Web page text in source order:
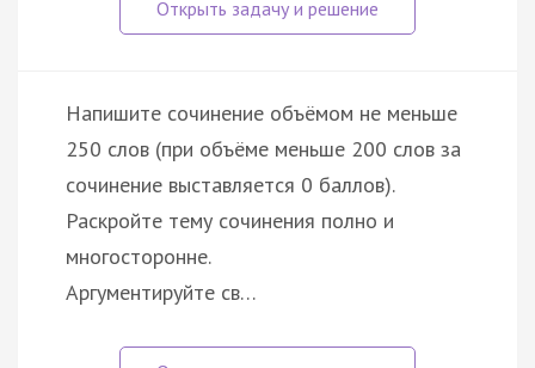
Напишите сочинение объёмом не меньше
250 слов (при объёме меньше 200 слов за
сочинение выставляется 0 баллов).
Раскройте тему сочинения полно и
многосторонне.
Аргументируйте св…